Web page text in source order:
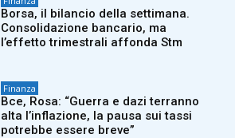
Borsa, il bilancio della settimana.
Consolidazione bancario, ma
l’effetto trimestrali affonda Stm
Finanza
Bce, Rosa: “Guerra e dazi terranno
alta l’inflazione, la pausa sui tassi
potrebbe essere breve”